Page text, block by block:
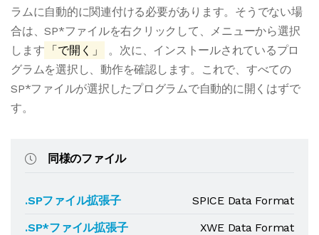
ラムに自動的に関連付ける必要があります。そうでない場
合は、SP*ファイルを右クリックして、メニューから選択
します
「で開く」
。次に、インストールされているプロ
グラムを選択し、動作を確認します。これで、すべての
SP*ファイルが選択したプログラムで自動的に開くはずで
す。
同様のファイル
.SPファイル拡張子
SPICE Data Format
.SP*ファイル拡張子
XWE Data Format